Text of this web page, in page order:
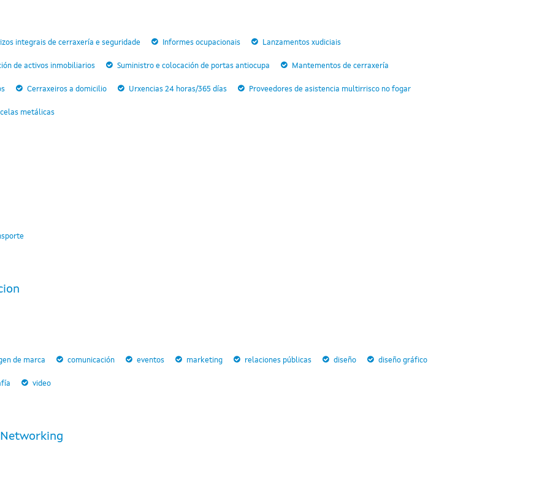
integrais de cerraxería e seguridade Informes ocupacionais Lanzamentos xudiciais
de activos inmobiliarios Suministro e colocación de portas antiocupa Mantementos de cerraxería
Cerraxeiros a domicilio Urxencias 24 horas/365 días Proveedores de asistencia multirrisco no fogar
metálicas
de marca comunicación eventos marketing relaciones públicas diseño diseño gráfico
video